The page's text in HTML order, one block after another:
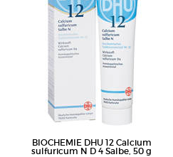
BIOCHEMIE DHU 12 Calcium
sulfuricum N D 4 Salbe, 50 g